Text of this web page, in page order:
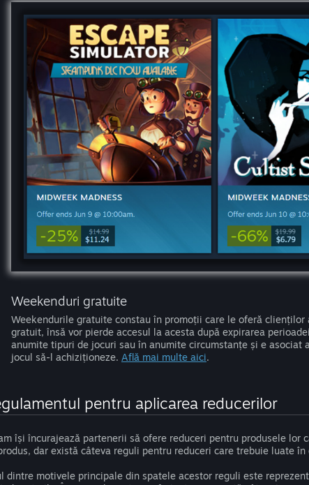
Weekenduri gratuite
Weekendurile gratuite constau în promoții care le oferă
gratuit, însă vor pierde accesul la acesta după expirarea
anumite tipuri de jocuri sau în anumite circumstanțe și e asociat
jocul să-l achiziționeze. Află mai multe aici.
pentru aplicarea reducerilor
își încurajează partenerii să ofere reduceri pentru produsele
dar există câteva reguli pentru reduceri care trebuie luate în
dintre motivele principale din spatele acestor reguli este